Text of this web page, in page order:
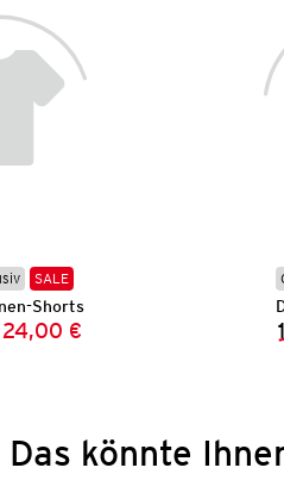
SALE
Shorts
Preis:
Preis:
24,00 €
Das könnte